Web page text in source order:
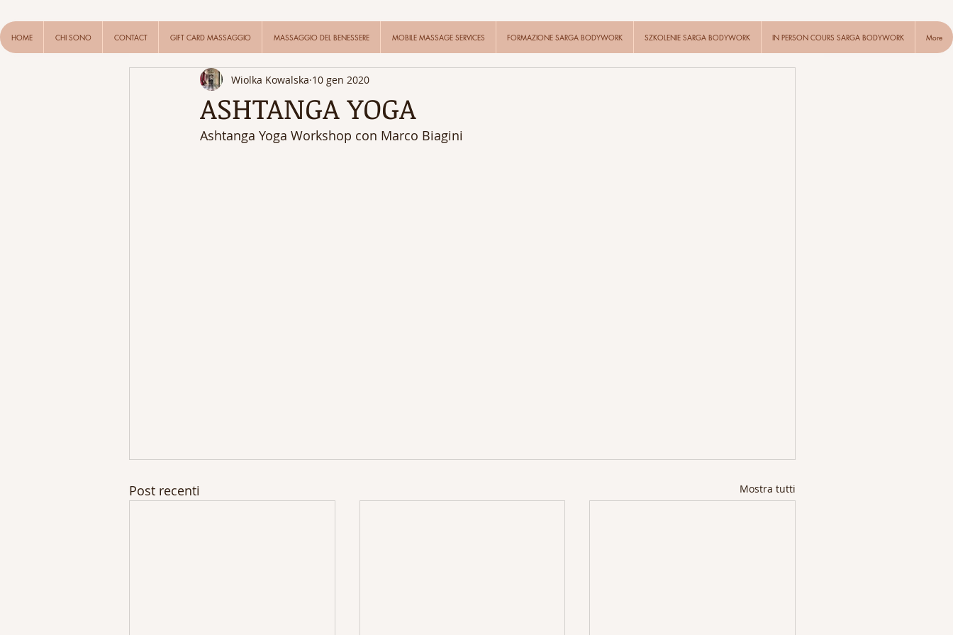
HOME CHI SONO CONTACT GIFT CARD MASSAGGIO MASSAGGIO DEL BENESSERE MOBILE MASSAGE SERVICES FORMAZIONE SARGA BODYWORK SZKOLENIE SARGA BODYWORK IN PERSON COURS SARGA BODYWORK More
ASHTANGA YOGA
Wiolka Kowalska 10 gen 2020
Ashtanga Yoga Workshop con Marco Biagini
Post recenti Mostra tutti